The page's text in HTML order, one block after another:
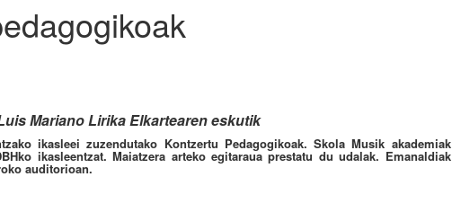
Mariano Lirika Elkartearen eskutik
ikasleei zuzendutako Kontzertu Pedagogikoak. Skola Musik akademiak
ikasleentzat. Maiatzera arteko egitaraua prestatu du udalak. Emanaldiak
auditorioan.